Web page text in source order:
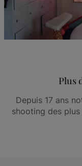
Plus
Depuis 17 ans
shooting des